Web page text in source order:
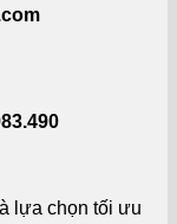
lựa chọn tối ưu